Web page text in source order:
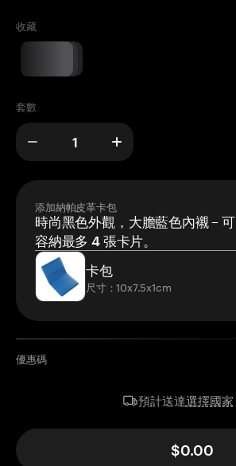
收藏
套數
添加納帕皮革卡包
時尚黑色外觀，大膽藍色內襯 – 可
容納最多 4 張卡片。
卡包
尺寸：10x7.5x1cm
優惠碼
預計送達選擇國家
$0.00